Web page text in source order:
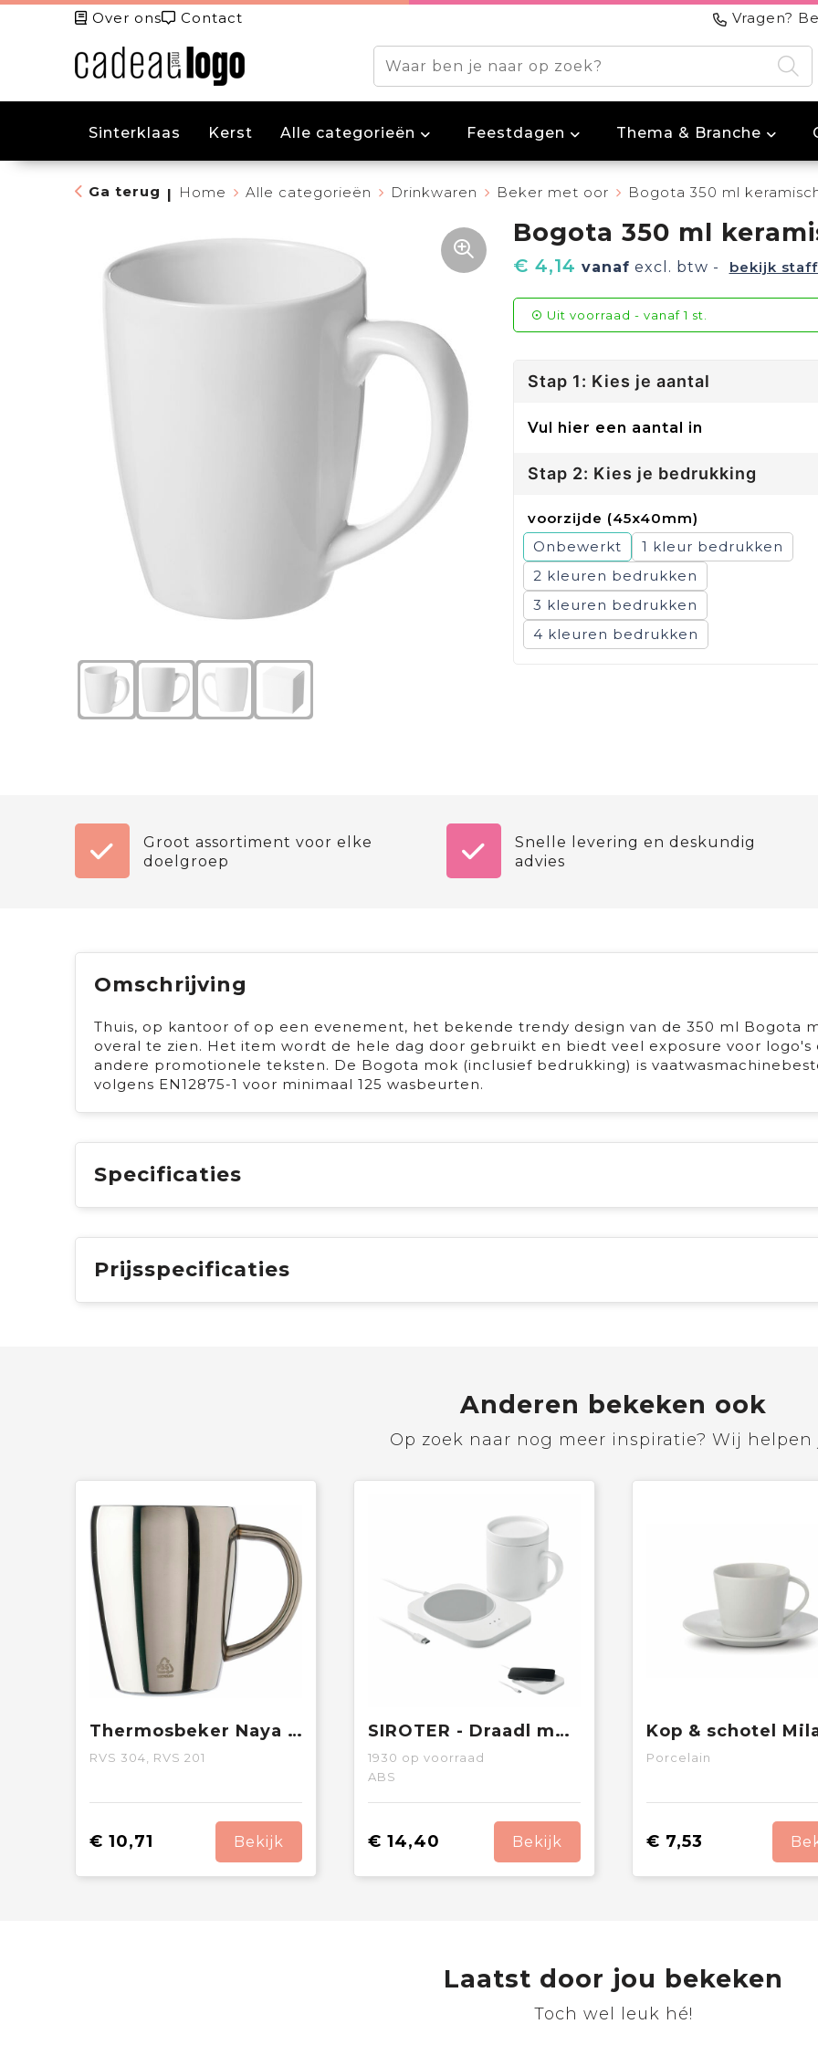
Over ons Contact Vragen?
Sinterklaas Kerst Alle categorieën Feestdagen Thema & Branche
Ga terug | Home Alle categorieën Drinkwaren Beker met oor Bogota 350 ml
Bogota 350 ml
€ 4,14 vanaf excl. btw - bekijk
Uit voorraad - vanaf1 st.
Stap 1: Kies je aantal
Vul hier een aantal in
Stap 2: Kies je bedrukking
voorzijde (45x40mm)
Onbewerkt
1
2
3
4
Groot assortiment voor elke
doelgroep
Snelle levering en deskundig
advies
Omschrijving
Thuis, op kantoor of op een evenement, het bekende trendy design van de 350 ml Bogota
overal te zien. Het item wordt de hele dag door gebruikt en biedt veel exposure voor logo's
andere promotionele teksten. De Bogota mok (inclusief bedrukking) is
volgens EN12875-1 voor minimaal 125 wasbeurten.
Specificaties
Prijsspecificaties
Anderen bekeken ook
Op zoek naar nog meer inspiratie? Wij helpen
Thermosbeker Naya | Gerecycled | 200 ml | 2 stuks
RVS 304, RVS 201
€ 10,71 Bekijk
SIROTER - Draadl mokwarmer & oplader set
1930 op voorraad
ABS
€ 14,40 Bekijk
Porcelain
€ 7,53
Laatst door jou bekeken
Toch wel leuk hé!